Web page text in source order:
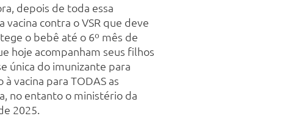
depois de toda essa
contra o VSR que deve
o bebê até o 6º mês de
hoje acompanham seus filhos
única do imunizante para
vacina para TODAS as
no entanto o ministério da
2025.